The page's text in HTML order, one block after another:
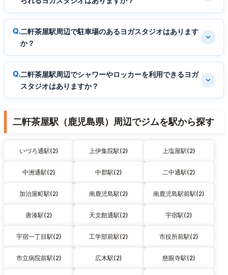
二軒茶屋駅周辺で駐車場のあるヨガスタジオはあります
か？
二軒茶屋駅周辺でシャワーやロッカーを利用できるヨガ
スタジオはありますか？
二軒茶屋駅（鹿児島県）周辺でジムを駅から探す
いづろ通駅(2) 上伊集院駅(2) 上塩屋駅(2)
中洲通駅(2) 中郡駅(2) 二中通駅(2)
加治屋町駅(2) 南鹿児島駅(2) 南鹿児島駅前駅(2)
唐湊駅(2) 天文館通駅(2) 宇宿駅(2)
宇宿一丁目駅(2) 工学部前駅(2) 市役所前駅(2)
市立病院前駅(2) 広木駅(2) 慈眼寺駅(2)